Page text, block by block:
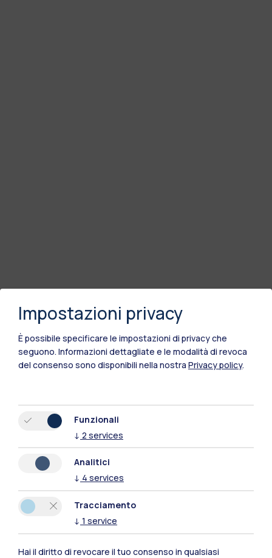
Impostazioni privacy
È possibile specificare le impostazioni di privacy che
seguono. Informazioni dettagliate e le modalità di revoca
del consenso sono disponibili nella nostra Privacy policy.
Funzionali
↓ 2 services
Analitici
↓ 4 services
Tracciamento
↓ 1 service
Hai il diritto di revocare il tuo consenso in qualsiasi